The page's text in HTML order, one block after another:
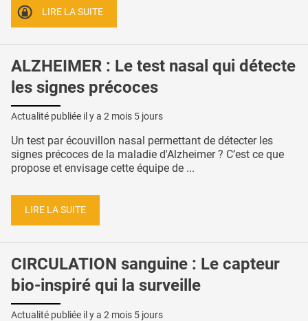
LIRE LA SUITE
ALZHEIMER : Le test nasal qui détecte
les signes précoces
Actualité publiée il y a 2 mois 5 jours
Un test par écouvillon nasal permettant de détecter les
signes précoces de la maladie d'Alzheimer ? C’est ce que
propose et envisage cette équipe de ...
LIRE LA SUITE
CIRCULATION sanguine : Le capteur
bio-inspiré qui la surveille
Actualité publiée il y a 2 mois 5 jours